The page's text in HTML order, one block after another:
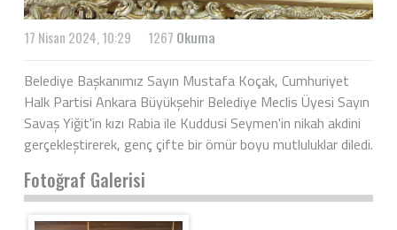
17 Nisan 2024, 10:29 1267 Okuma
Belediye Başkanımız Sayın Mustafa Koçak, Cumhuriyet
Halk Partisi Ankara Büyükşehir Belediye Meclis Üyesi Sayın
Savaş Yiğit'in kızı Rabia ile Kuddusi Seymen'in nikah akdini
gerçekleştirerek, genç çifte bir ömür boyu mutluluklar diledi.
Fotoğraf Galerisi